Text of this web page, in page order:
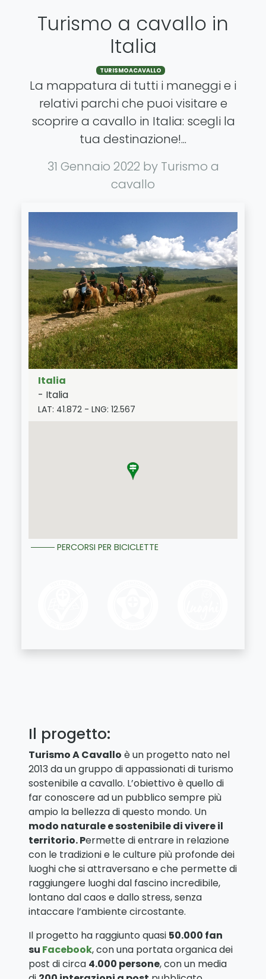
Turismo a cavallo in
Italia
TURISMOACAVALLO
La mappatura di tutti i maneggi e i
relativi parchi che puoi visitare e
scoprire a cavallo in Italia: scegli la
tua destinazione!...
31 Gennaio 2022 by Turismo a
cavallo
Italia
- Italia
LAT: 41.872 - LNG: 12.567
PERCORSI PER BICICLETTE
Il progetto:
Turismo A Cavallo è un progetto nato nel
2013 da un gruppo di appassionati di turismo
sostenibile a cavallo. L’obiettivo è quello di
far conoscere ad un pubblico sempre più
ampio la bellezza di questo mondo. Un
modo naturale e sostenibile di vivere il
territorio. Permette di entrare in relazione
con le tradizioni e le culture più profonde dei
luoghi che si attraversano e che permette di
raggiungere luoghi dal fascino incredibile,
lontano dal caos e dallo stress, senza
intaccare l’ambiente circostante.
Il progetto ha raggiunto quasi 50.000 fan
su Facebook, con una portata organica dei
post di circa 4.000 persone, con un media